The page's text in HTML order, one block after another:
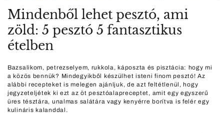
Mindenből lehet pesztó, ami
zöld: 5 pesztó 5 fantasztikus
ételben
Bazsalikom, petrezselyem, rukkola, káposzta és pisztácia: hogy mi
a közös bennük? Mindegyikből készülhet isteni finom pesztó! Az
alábbi recepteket is melegen ajánljuk, de azt feltétlenül, hogy
jegyzeteljétek ki ezt az öt pesztóalapreceptet, amit egy egyszerű
üres tésztára, unalmas salátára vagy kenyérre borítva is felér egy
kulináris kalanddal.